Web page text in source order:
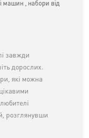
і машин , набори від
завжди
дорослих.
які можна
розглянувши